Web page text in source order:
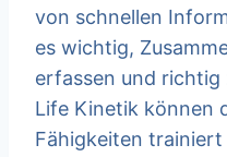
von schnellen
es wichtig,
erfassen und
Life Kinetik können
Fähigkeiten